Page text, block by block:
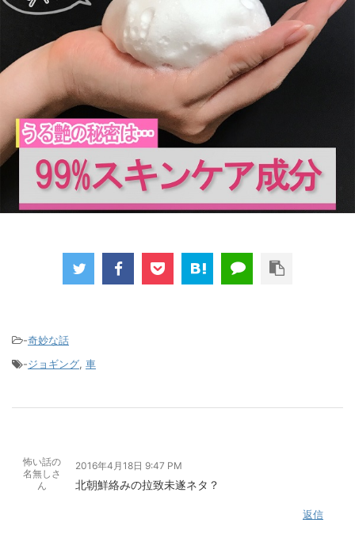
-奇妙な話
-ジョギング, 車
怖い話の
名無しさ
ん
2016年4月18日 9:47 PM
北朝鮮絡みの拉致未遂ネタ？
返信